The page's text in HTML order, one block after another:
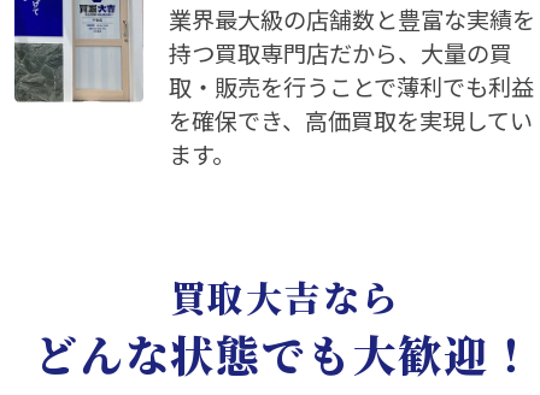
業界最大級の店舗数と豊富な実績を
持つ買取専門店だから、大量の買
取・販売を行うことで薄利でも利益
を確保でき、高価買取を実現してい
ます。
買取大吉なら
どんな状態でも大歓迎！